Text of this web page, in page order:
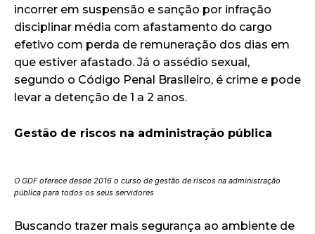
incorrer em suspensão e sanção por infração
disciplinar média com afastamento do cargo
efetivo com perda de remuneração dos dias em
que estiver afastado. Já o assédio sexual,
segundo o Código Penal Brasileiro, é crime e pode
levar a detenção de 1 a 2 anos.
Gestão de riscos na administração pública
O GDF oferece desde 2016 o curso de gestão de riscos na administração
pública para todos os seus servidores
Buscando trazer mais segurança ao ambiente de